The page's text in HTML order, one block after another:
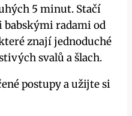
5 minut. Stačí
radami od
znají jednoduché
svalů a‍ šlach.
postupy a užijte si